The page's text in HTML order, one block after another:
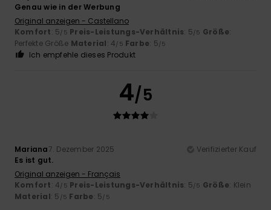
Genau wie in der Werbung
Original anzeigen - Castellano
Komfort: 5/5 Preis-Leistungs-Verhältnis: 5/5 Größe:
Perfekte Größe Material: 4/5 Farbe: 5/5
Ich empfehle dieses Produkt
4/5
Mariana7. Dezember 2025
Verifizierter Kauf
Es ist gut.
Original anzeigen - Français
Komfort: 4/5 Preis-Leistungs-Verhältnis: 5/5 Größe: Klein
Material: 5 /5 Farbe: 5/5